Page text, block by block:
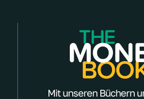
Mit unseren Büchern